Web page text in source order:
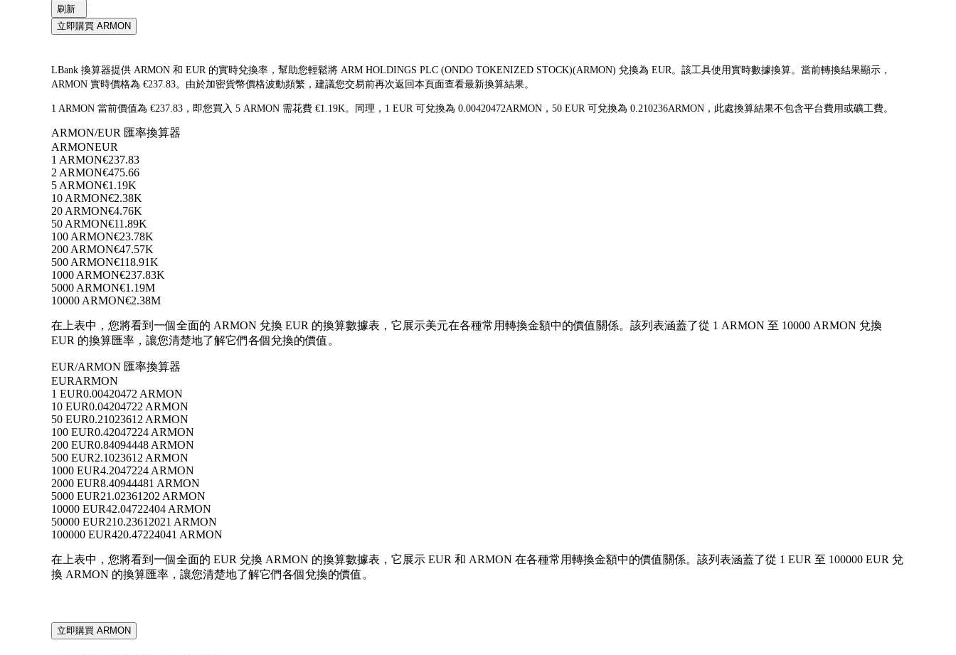
刷新
立即購買 ARMON
LBank 換算器提供 ARMON 和 EUR 的實時兌換率，幫助您輕鬆將 ARM HOLDINGS PLC (ONDO TOKENIZED STOCK)(ARMON) 兌換為 EUR。該工具使用實時數據換算。當前轉換結果顯示，
ARMON 實時價格為 €237.83。由於加密貨幣價格波動頻繁，建議您交易前再次返回本頁面查看最新換算結果。
1 ARMON 當前價值為 €237.83，即您買入 5 ARMON 需花費 €1.19K。同理，1 EUR 可兌換為 0.00420472ARMON，50 EUR 可兌換為 0.210236ARMON，此處換算結果不包含平台費用或礦工費。
ARMON/EUR 匯率換算器
ARMONEUR
1 ARMON€237.83
2 ARMON€475.66
5 ARMON€1.19K
10 ARMON€2.38K
20 ARMON€4.76K
50 ARMON€11.89K
100 ARMON€23.78K
200 ARMON€47.57K
500 ARMON€118.91K
1000 ARMON€237.83K
5000 ARMON€1.19M
10000 ARMON€2.38M
在上表中，您將看到一個全面的 ARMON 兌換 EUR 的換算數據表，它展示美元在各種常用轉換金額中的價值關係。該列表涵蓋了從 1 ARMON 至 10000 ARMON 兌換
EUR 的換算匯率，讓您清楚地了解它們各個兌換的價值。
EUR/ARMON 匯率換算器
EURARMON
1 EUR0.00420472 ARMON
10 EUR0.04204722 ARMON
50 EUR0.21023612 ARMON
100 EUR0.42047224 ARMON
200 EUR0.84094448 ARMON
500 EUR2.1023612 ARMON
1000 EUR4.2047224 ARMON
2000 EUR8.40944481 ARMON
5000 EUR21.02361202 ARMON
10000 EUR42.04722404 ARMON
50000 EUR210.23612021 ARMON
100000 EUR420.47224041 ARMON
在上表中，您將看到一個全面的 EUR 兌換 ARMON 的換算數據表，它展示 EUR 和 ARMON 在各種常用轉換金額中的價值關係。該列表涵蓋了從 1 EUR 至 100000 EUR 兌
換 ARMON 的換算匯率，讓您清楚地了解它們各個兌換的價值。
立即購買 ARMON